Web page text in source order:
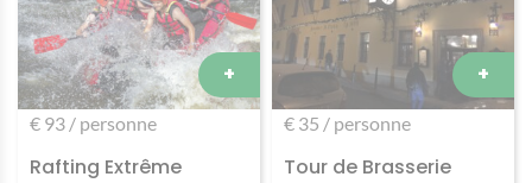
+
€ 93 / personne
Rafting Extrême
+
€ 35 / personne
Tour de Brasserie